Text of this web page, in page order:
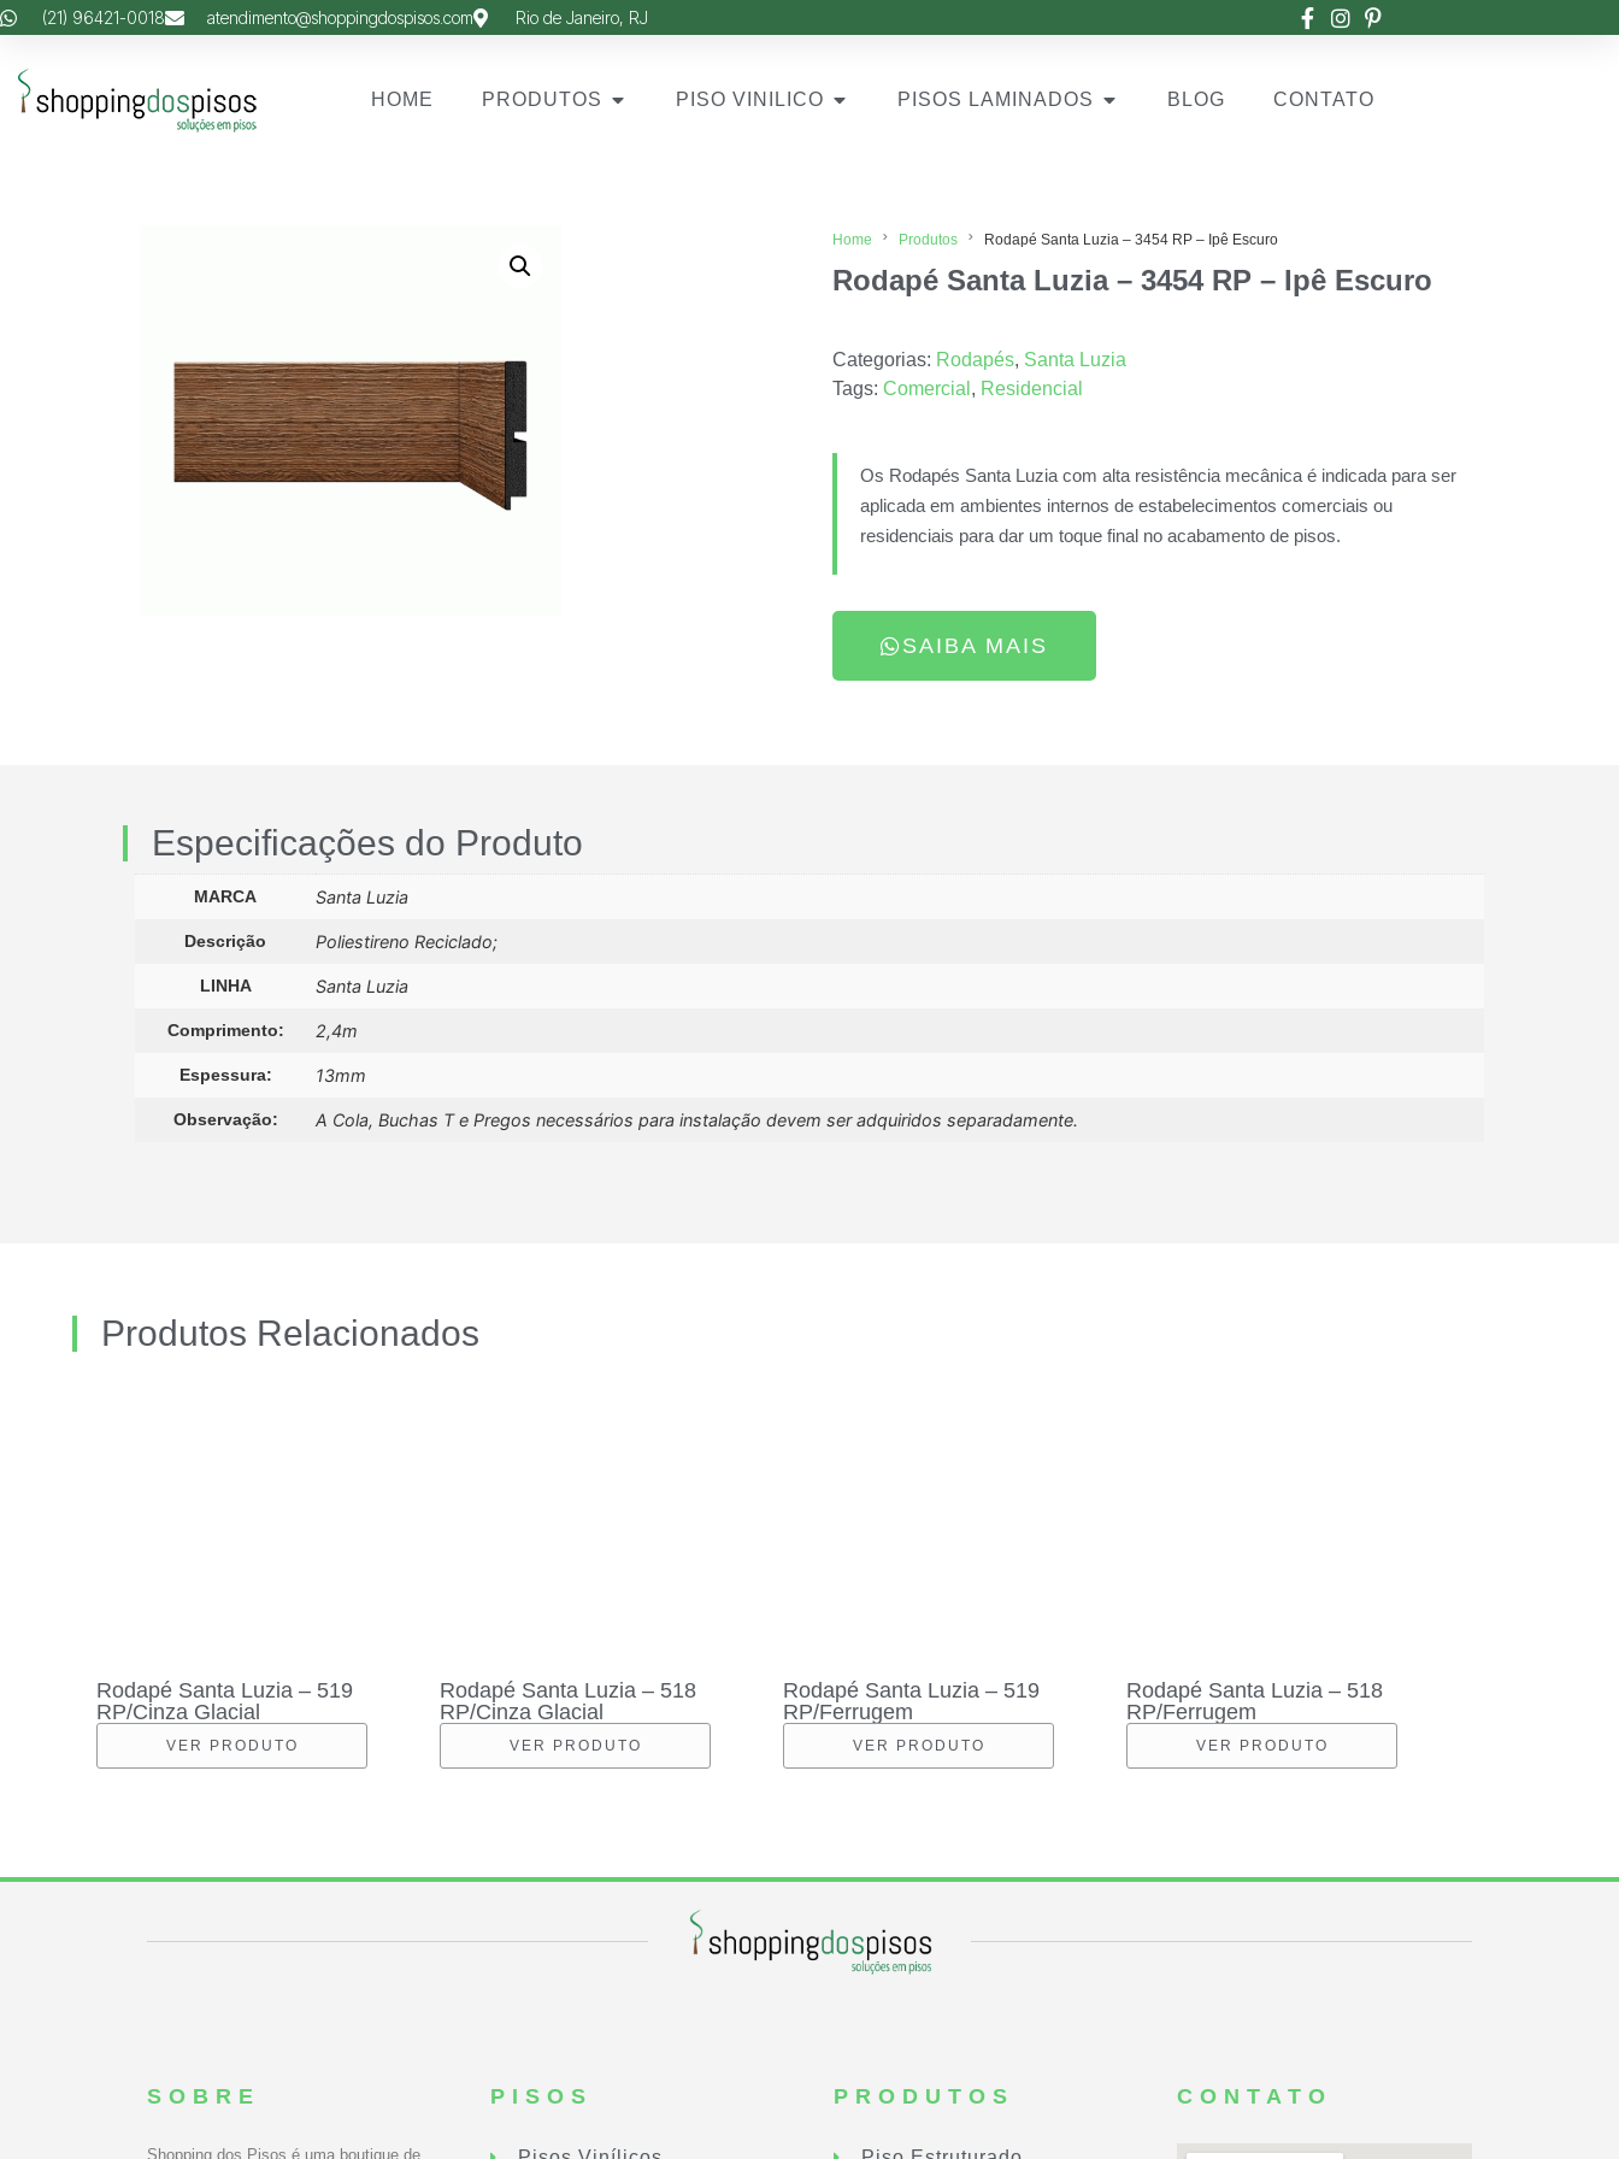
(21) 96421-0018 atendimento@shoppingdospisos.com Rio de Janeiro, RJ
HOME PRODUTOS PISO VINILICO PISOS LAMINADOS BLOG CONTATO
Home Produtos Rodapé Santa Luzia – 3454 RP – Ipê Escuro
Rodapé Santa Luzia – 3454 RP – Ipê Escuro
Categorias: Rodapés, Santa Luzia
Tags: Comercial , Residencial
Os Rodapés Santa Luzia com alta resistência mecânica é indicada para ser
aplicada em ambientes internos de estabelecimentos comerciais ou
residenciais para dar um toque final no acabamento de pisos.
SAIBA MAIS
Especificações do Produto
MARCA Santa Luzia
Descrição Poliestireno Reciclado;
LINHA Santa Luzia
Comprimento: 2,4m
Espessura: 13mm
Observação: A Cola, Buchas T e Pregos necessários para instalação devem ser adquiridos separadamente.
Produtos Relacionados
Rodapé Santa Luzia – 519
RP/Cinza Glacial
VER PRODUTO
Rodapé Santa Luzia – 518
RP/Cinza Glacial
VER PRODUTO
Rodapé Santa Luzia – 519
RP/Ferrugem
VER PRODUTO
Rodapé Santa Luzia – 518
RP/Ferrugem
VER PRODUTO
SOBRE
Shopping dos Pisos é uma boutique de
PISOS PRODUTOS CONTATO